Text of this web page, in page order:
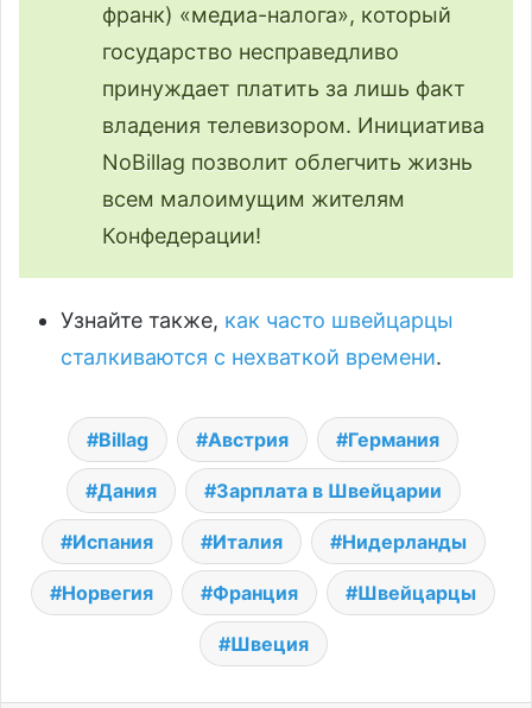
франк) «медиа-налога», который
государство несправедливо
принуждает платить за лишь факт
владения телевизором. Инициатива
NoBillag позволит облегчить жизнь
всем малоимущим жителям
Конфедерации!
Узнайте также, как часто швейцарцы
сталкиваются с нехваткой времени.
Billag Австрия Германия
Дания Зарплата в Швейцарии
Испания Италия Нидерланды
Норвегия Франция Швейцарцы
Швеция